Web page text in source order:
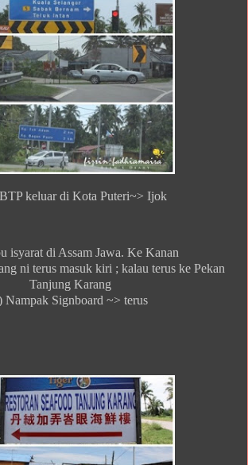
keluar di Kota Puteri~> Ijok
isyarat di Assam Jawa. Ke Kanan
ni terus masuk kiri ; kalau terus ke Pekan
Tanjung Karang
Nampak Signboard ~> terus